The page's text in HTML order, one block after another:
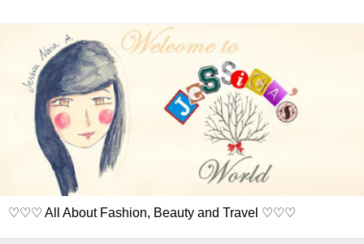
♡♡♡ All About Fashion, Beauty and Travel ♡♡♡